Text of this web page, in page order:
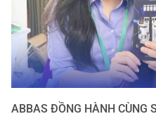
ABBAS ĐỒNG HÀNH CÙNG